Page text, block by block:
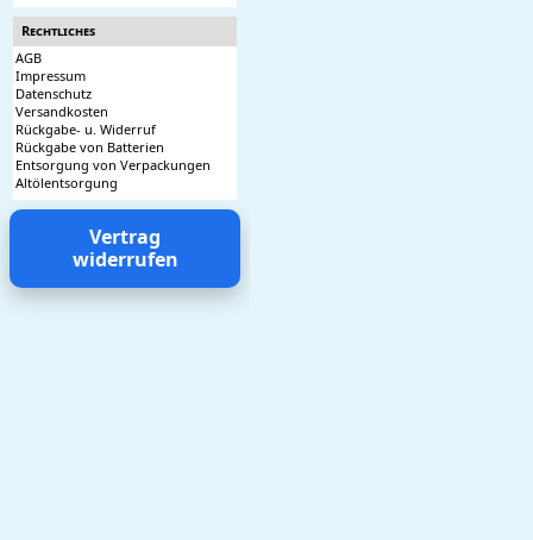
Rechtliches
AGB
Impressum
Datenschutz
Versandkosten
Rückgabe- u. Widerruf
Rückgabe von Batterien
Entsorgung von Verpackungen
Altölentsorgung
Vertrag
widerrufen